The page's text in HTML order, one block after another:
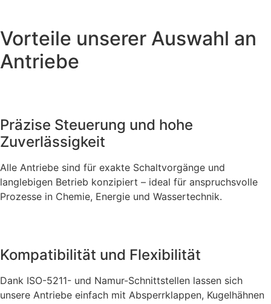
Vorteile unserer Auswahl an
Antriebe
Präzise Steuerung und hohe
Zuverlässigkeit
Alle Antriebe sind für exakte Schaltvorgänge und
langlebigen Betrieb konzipiert – ideal für anspruchsvolle
Prozesse in Chemie, Energie und Wassertechnik.
Kompatibilität und Flexibilität
Dank ISO-5211- und Namur-Schnittstellen lassen sich
unsere Antriebe einfach mit Absperrklappen, Kugelhähnen